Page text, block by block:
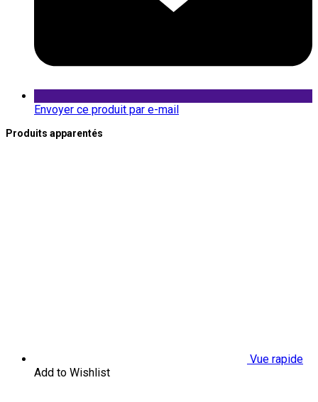
Envoyer ce produit par e-mail
Produits apparentés
Vue rapide
Add to Wishlist